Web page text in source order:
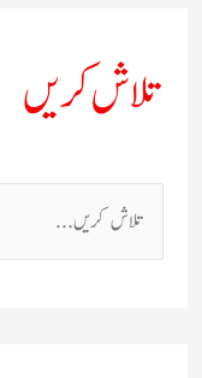
تلاش کریں
ل